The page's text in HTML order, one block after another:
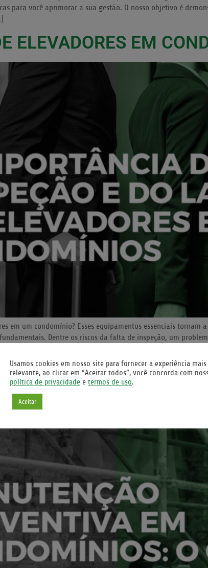
para você aprimorar a sua gestão. O nosso objetivo é
ELEVADORES EM
em um condomínio? Esses equipamentos essenciais
Dentre os riscos da falta de inspeção, um
NÃO PODE FALTAR?
Usamos cookies em nosso site para fornecer a experiência mais
relevante, ao clicar em “Aceitar todos”, você concorda com
política de privacidade e termos de uso.
Aceitar